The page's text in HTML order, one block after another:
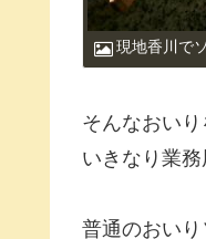
現地香川で
そんなおい
いきなり業
普通のおい